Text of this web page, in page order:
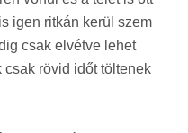
igen ritkán kerül szem
csak elvétve lehet
csak rövid időt töltenek